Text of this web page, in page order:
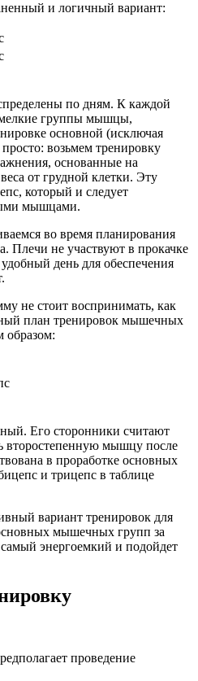
и логичный вариант:
по дням. К каждой
группы мышцы,
основной (исключая
возьмем тренировку
основанные на
от грудной клетки. Эту
который и следует
мышцами.
во время планирования
Плечи не участвуют в прокачке
день для обеспечения
не стоит воспринимать, как
план тренировок мышечных
образом:
Его сторонники считают
второстепенную мышцу после
в проработке основных
и трицепс в таблице
вариант тренировок для
мышечных групп за
энергоемкий и подойдет
проведение